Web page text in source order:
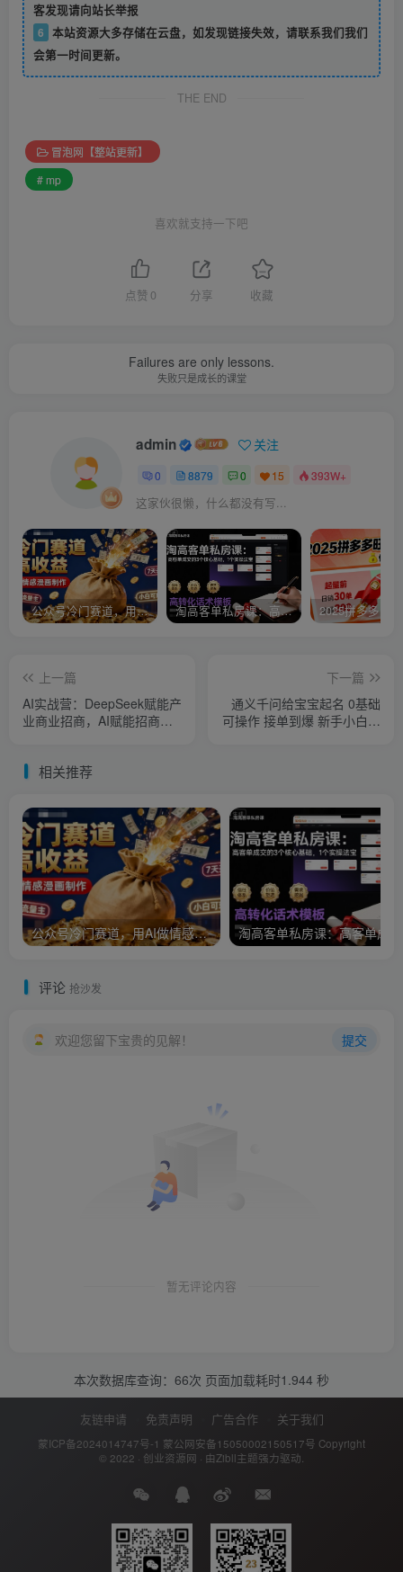
客发现请向站长举报
6 本站资源大多存储在云盘，如发现链接失效，请联系我们我们
会第一时间更新。
THE END
冒泡网【整站更新】
# mp
喜欢就支持一下吧
点赞 0 分享 收藏
Failures are only lessons.
失败只是成长的课堂
admin 关注
0 8879 0 15 393W+
这家伙很懒，什么都没有写...
公众号冷门赛道，用AI做情感漫画，7天开通流量主，操作简单，小白可玩 淘高客单私房课：高客单成交的3个核心基础，1个实操法宝
上一篇
AI实战营：DeepSeek赋能产
业商业招商，AI赋能招商全
下一篇
通义千问给宝宝起名 0基础
可操作 接单到爆 新手小白日
相关推荐
公众号冷门赛道，用AI做情感漫画，7天开通流量主，操作简单，小白可玩
评论 抢沙发
欢迎您留下宝贵的见解！ 提交
暂无评论内容
本次数据库查询：66次 页面加载耗时1.944 秒
友链申请 免责声明 广告合作 关于我们
蒙ICP备2024014747号-1 蒙公网安备15050002150517号 Copyright
© 2022 · 创业资源网 · 由Zibll主题强力驱动.